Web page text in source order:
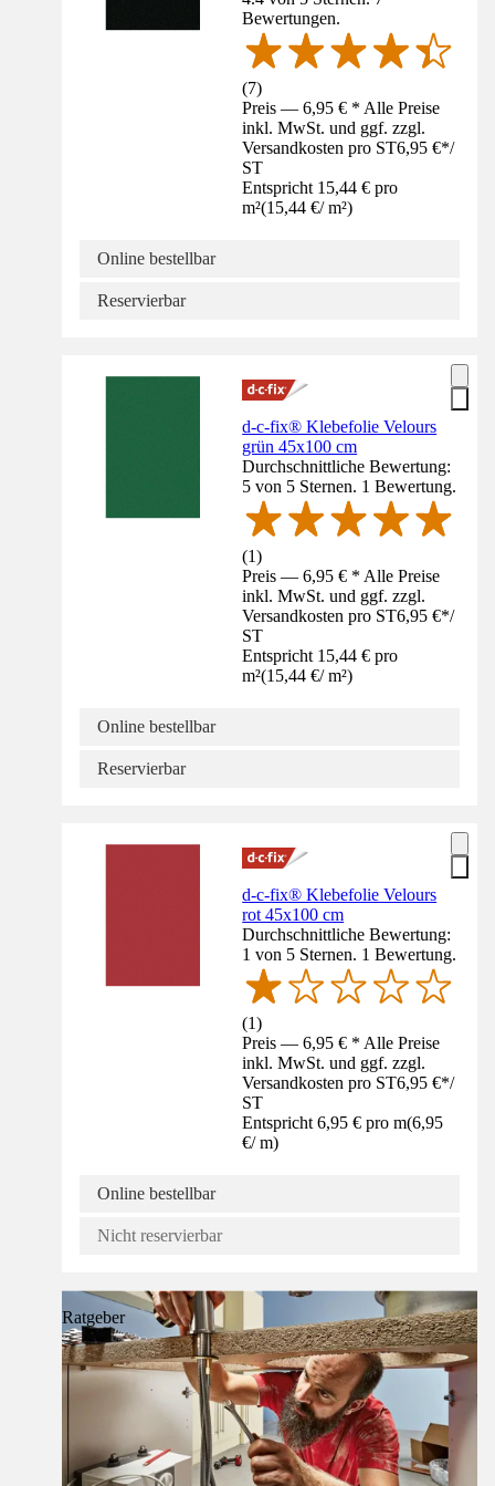
Bewertungen.
(7)
Preis — 6,95 € * Alle Preise
inkl. MwSt. und ggf. zzgl.
Versandkosten pro ST6,95 €*/
ST
Entspricht 15,44 € pro
m²(15,44 €/ m²)
Online bestellbar
Reservierbar
d-c-fix® Klebefolie Velours
grün 45x100 cm
Durchschnittliche Bewertung:
5 von 5 Sternen. 1 Bewertung.
(1)
Preis — 6,95 € * Alle Preise
inkl. MwSt. und ggf. zzgl.
Versandkosten pro ST6,95 €*/
ST
Entspricht 15,44 € pro
m²(15,44 €/ m²)
Online bestellbar
Reservierbar
d-c-fix® Klebefolie Velours
rot 45x100 cm
Durchschnittliche Bewertung:
1 von 5 Sternen. 1 Bewertung.
(1)
Preis — 6,95 € * Alle Preise
inkl. MwSt. und ggf. zzgl.
Versandkosten pro ST6,95 €*/
ST
Entspricht 6,95 € pro m(6,95
€/ m)
Online bestellbar
Nicht reservierbar
Ratgeber